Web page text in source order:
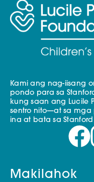
Kami ang nag-iisang
pondo para sa
kung saan ang Lucile
sentro nito—at sa
ina at bata sa
Makilahok